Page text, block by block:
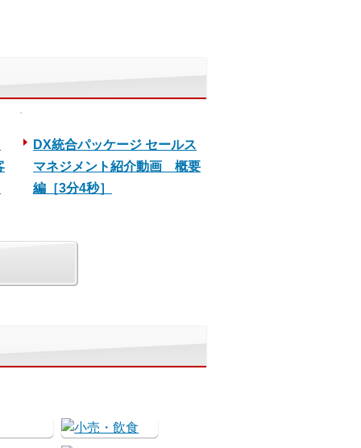
DX統合パッケージ セールス
マネジメント紹介動画 概要
編［3分4秒］